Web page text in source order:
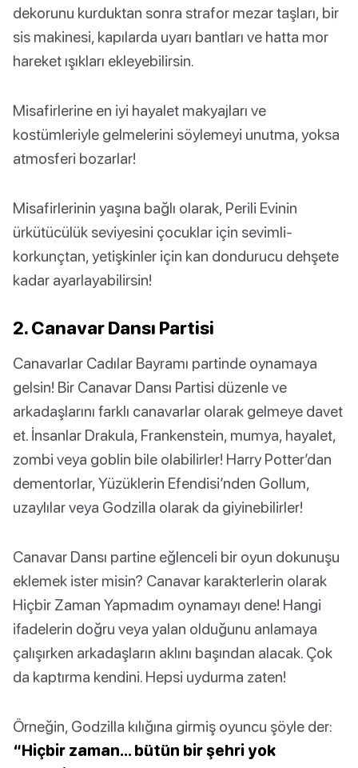
dekorunu kurduktan sonra strafor mezar taşları, bir
sis makinesi, kapılarda uyarı bantları ve hatta mor
hareket ışıkları ekleyebilirsin.
Misafirlerine en iyi hayalet makyajları ve
kostümleriyle gelmelerini söylemeyi unutma, yoksa
atmosferi bozarlar!
Misafirlerinin yaşına bağlı olarak, Perili Evinin
ürkütücülük seviyesini çocuklar için sevimli-
korkunçtan, yetişkinler için kan dondurucu dehşete
kadar ayarlayabilirsin!
2. Canavar Dansı Partisi
Canavarlar Cadılar Bayramı partinde oynamaya
gelsin! Bir Canavar Dansı Partisi düzenle ve
arkadaşlarını farklı canavarlar olarak gelmeye davet
et. İnsanlar Drakula, Frankenstein, mumya, hayalet,
zombi veya goblin bile olabilirler! Harry Potter’dan
dementorlar, Yüzüklerin Efendisi’nden Gollum,
uzaylılar veya Godzilla olarak da giyinebilirler!
Canavar Dansı partine eğlenceli bir oyun dokunuşu
eklemek ister misin? Canavar karakterlerin olarak
Hiçbir Zaman Yapmadım oynamayı dene! Hangi
ifadelerin doğru veya yalan olduğunu anlamaya
çalışırken arkadaşların aklını başından alacak. Çok
da kaptırma kendini. Hepsi uydurma zaten!
Örneğin, Godzilla kılığına girmiş oyuncu şöyle der:
“Hiçbir zaman… bütün bir şehri yok